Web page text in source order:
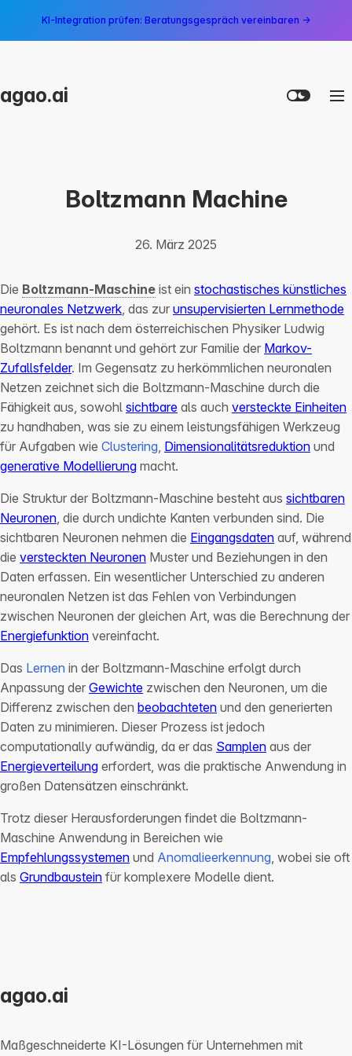
KI-Integration prüfen: Beratungsgespräch vereinbaren →
agao.ai
Boltzmann Machine
26. März 2025
Die Boltzmann-Maschine ist ein stochastisches künstliches
neuronales Netzwerk, das zur unsupervisierten Lernmethode
gehört. Es ist nach dem österreichischen Physiker Ludwig
Boltzmann benannt und gehört zur Familie der Markov-
Zufallsfelder. Im Gegensatz zu herkömmlichen neuronalen
Netzen zeichnet sich die Boltzmann-Maschine durch die
Fähigkeit aus, sowohl sichtbare als auch versteckte Einheiten
zu handhaben, was sie zu einem leistungsfähigen Werkzeug
für Aufgaben wie Clustering, Dimensionalitätsreduktion und
generative Modellierung macht.
Die Struktur der Boltzmann-Maschine besteht aus sichtbaren
Neuronen, die durch undichte Kanten verbunden sind. Die
sichtbaren Neuronen nehmen die Eingangsdaten auf, während
die versteckten Neuronen Muster und Beziehungen in den
Daten erfassen. Ein wesentlicher Unterschied zu anderen
neuronalen Netzen ist das Fehlen von Verbindungen
zwischen Neuronen der gleichen Art, was die Berechnung der
Energiefunktion vereinfacht.
Das Lernen in der Boltzmann-Maschine erfolgt durch
Anpassung der Gewichte zwischen den Neuronen, um die
Differenz zwischen den beobachteten und den generierten
Daten zu minimieren. Dieser Prozess ist jedoch
computationally aufwändig, da er das Samplen aus der
Energieverteilung erfordert, was die praktische Anwendung in
großen Datensätzen einschränkt.
Trotz dieser Herausforderungen findet die Boltzmann-
Maschine Anwendung in Bereichen wie
Empfehlungssystemen und Anomalieerkennung, wobei sie oft
als Grundbaustein für komplexere Modelle dient.
agao.ai
Maßgeschneiderte KI-Lösungen für Unternehmen mit